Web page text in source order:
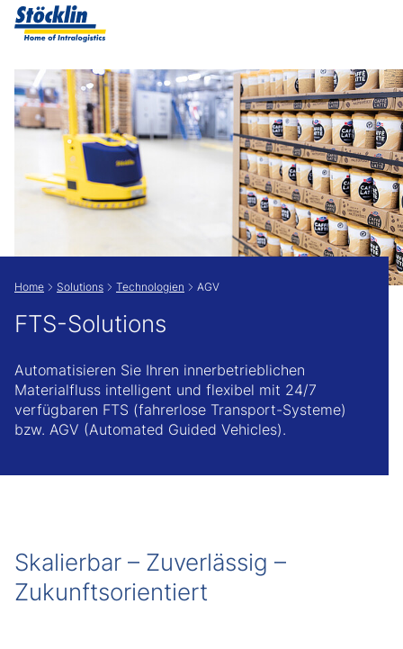
Zeige besser passende Version dieser Seite
Diese Meldung nicht mehr anzeigen
Home Solutions Technologien AGV
FTS-Solutions
Automatisieren Sie Ihren innerbetrieblichen
Materialfluss intelligent und flexibel mit 24/7
verfügbaren FTS (fahrerlose Transport-Systeme)
bzw. AGV (Automated Guided Vehicles).
Skalierbar – Zuverlässig –
Zukunftsorientiert